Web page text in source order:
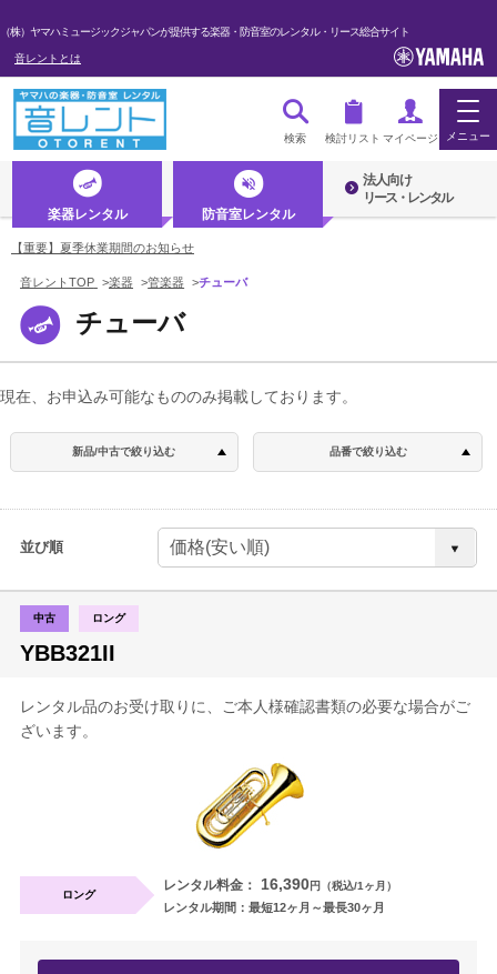
（株）ヤマハミュージックジャパンが提供する楽器・防音室のレンタル・リース総合サイト
音レントとは
検索 検討リスト マイページ メニュー
ログイン・マイページ
初めての方へ・音レントとは
楽器レンタル 防音室レンタル
管楽器
電子ピアノ・エレクトーン・シンセ
定額プラン
セフィーネNS 2.0畳
セフィーネNS MCプラン
楽器レンタル 防音室レンタル
法人向け
リース・レンタル
【重要】夏季休業期間のお知らせ
音レントTOP >楽器 >管楽器 >チューバ
チューバ
現在、お申込み可能なもののみ掲載しております。
新品/中古で絞り込む 品番で絞り込む
並び順
中古 ロング
YBB321II
レンタル品のお受け取りに、ご本人様確認書類の必要な場合がご
ざいます。
ロング
レンタル料金： 16,390円（税込/1ヶ月）
レンタル期間：最短12ヶ月～最長30ヶ月